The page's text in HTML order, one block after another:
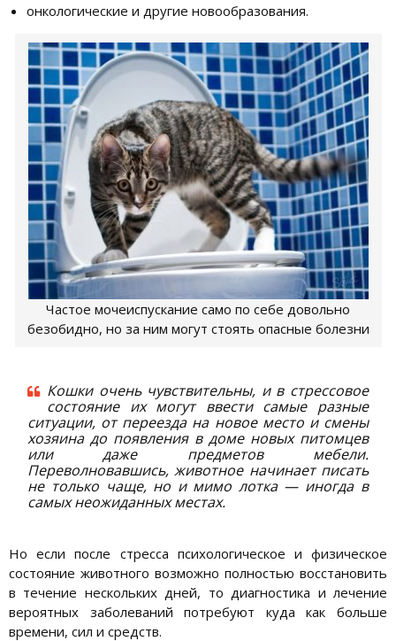
онкологические и другие новообразования.
Частое мочеиспускание само по себе довольно
безобидно, но за ним могут стоять опасные болезни
Кошки очень чувствительны, и в стрессовое
состояние их могут ввести самые разные
ситуации, от переезда на новое место и смены
хозяина до появления в доме новых питомцев
или даже предметов мебели.
Переволновавшись, животное начинает писать
не только чаще, но и мимо лотка — иногда в
самых неожиданных местах.
Но если после стресса психологическое и физическое
состояние животного возможно полностью восстановить
в течение нескольких дней, то диагностика и лечение
вероятных заболеваний потребуют куда как больше
времени, сил и средств.